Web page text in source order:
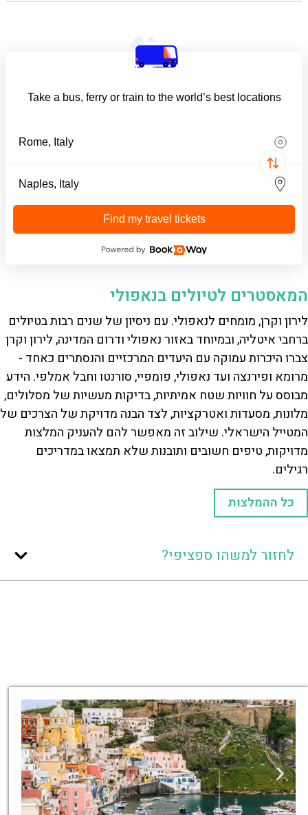
Take a bus, ferry or train to the world’s best locations
Find my travel tickets
המאסטרים לטיולים בנאפולי
לירון וקרן, מומחים לנאפולי. עם ניסיון של שנים רבות בטיולים
ברחבי איטליה, ובמיוחד באזור נאפולי ודרום המדינה, לירון וקרן
צברו היכרות עמוקה עם היעדים המרכזיים והנסתרים כאחד -
מרומא ופירנצה ועד נאפולי, פומפיי, סורנטו וחבל אמלפי. הידע
מבוסס על חוויות שטח אמיתיות, בדיקות מעשיות של מסלולים,
מלונות, מסעדות ואטרקציות, לצד הבנה מדויקת של הצרכים של
המטייל הישראלי. שילוב זה מאפשר להם להעניק המלצות
מדויקות, טיפים חשובים ותובנות שלא תמצאו במדריכים
רגילים.
כל ההמלצות
לחזור למשהו ספציפי?